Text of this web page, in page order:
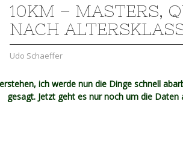
10KM – MASTERS,
NACH
Udo Schaeffer
ich werde nun die Dinge schnell
gesagt. Jetzt geht es nur noch um die